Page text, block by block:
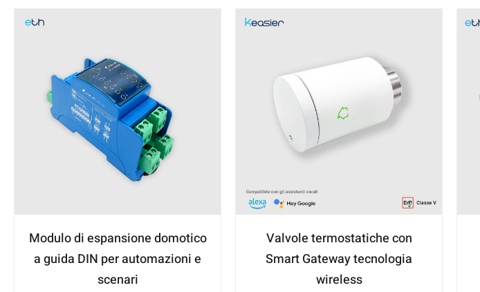
Modulo di espansione domotico
a guida DIN per automazioni e
scenari
Valvole termostatiche con
Smart Gateway tecnologia
wireless